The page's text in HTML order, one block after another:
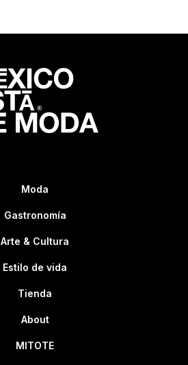
Moda
Gastronomía
Arte & Cultura
Estilo de vida
Tienda
About
MITOTE